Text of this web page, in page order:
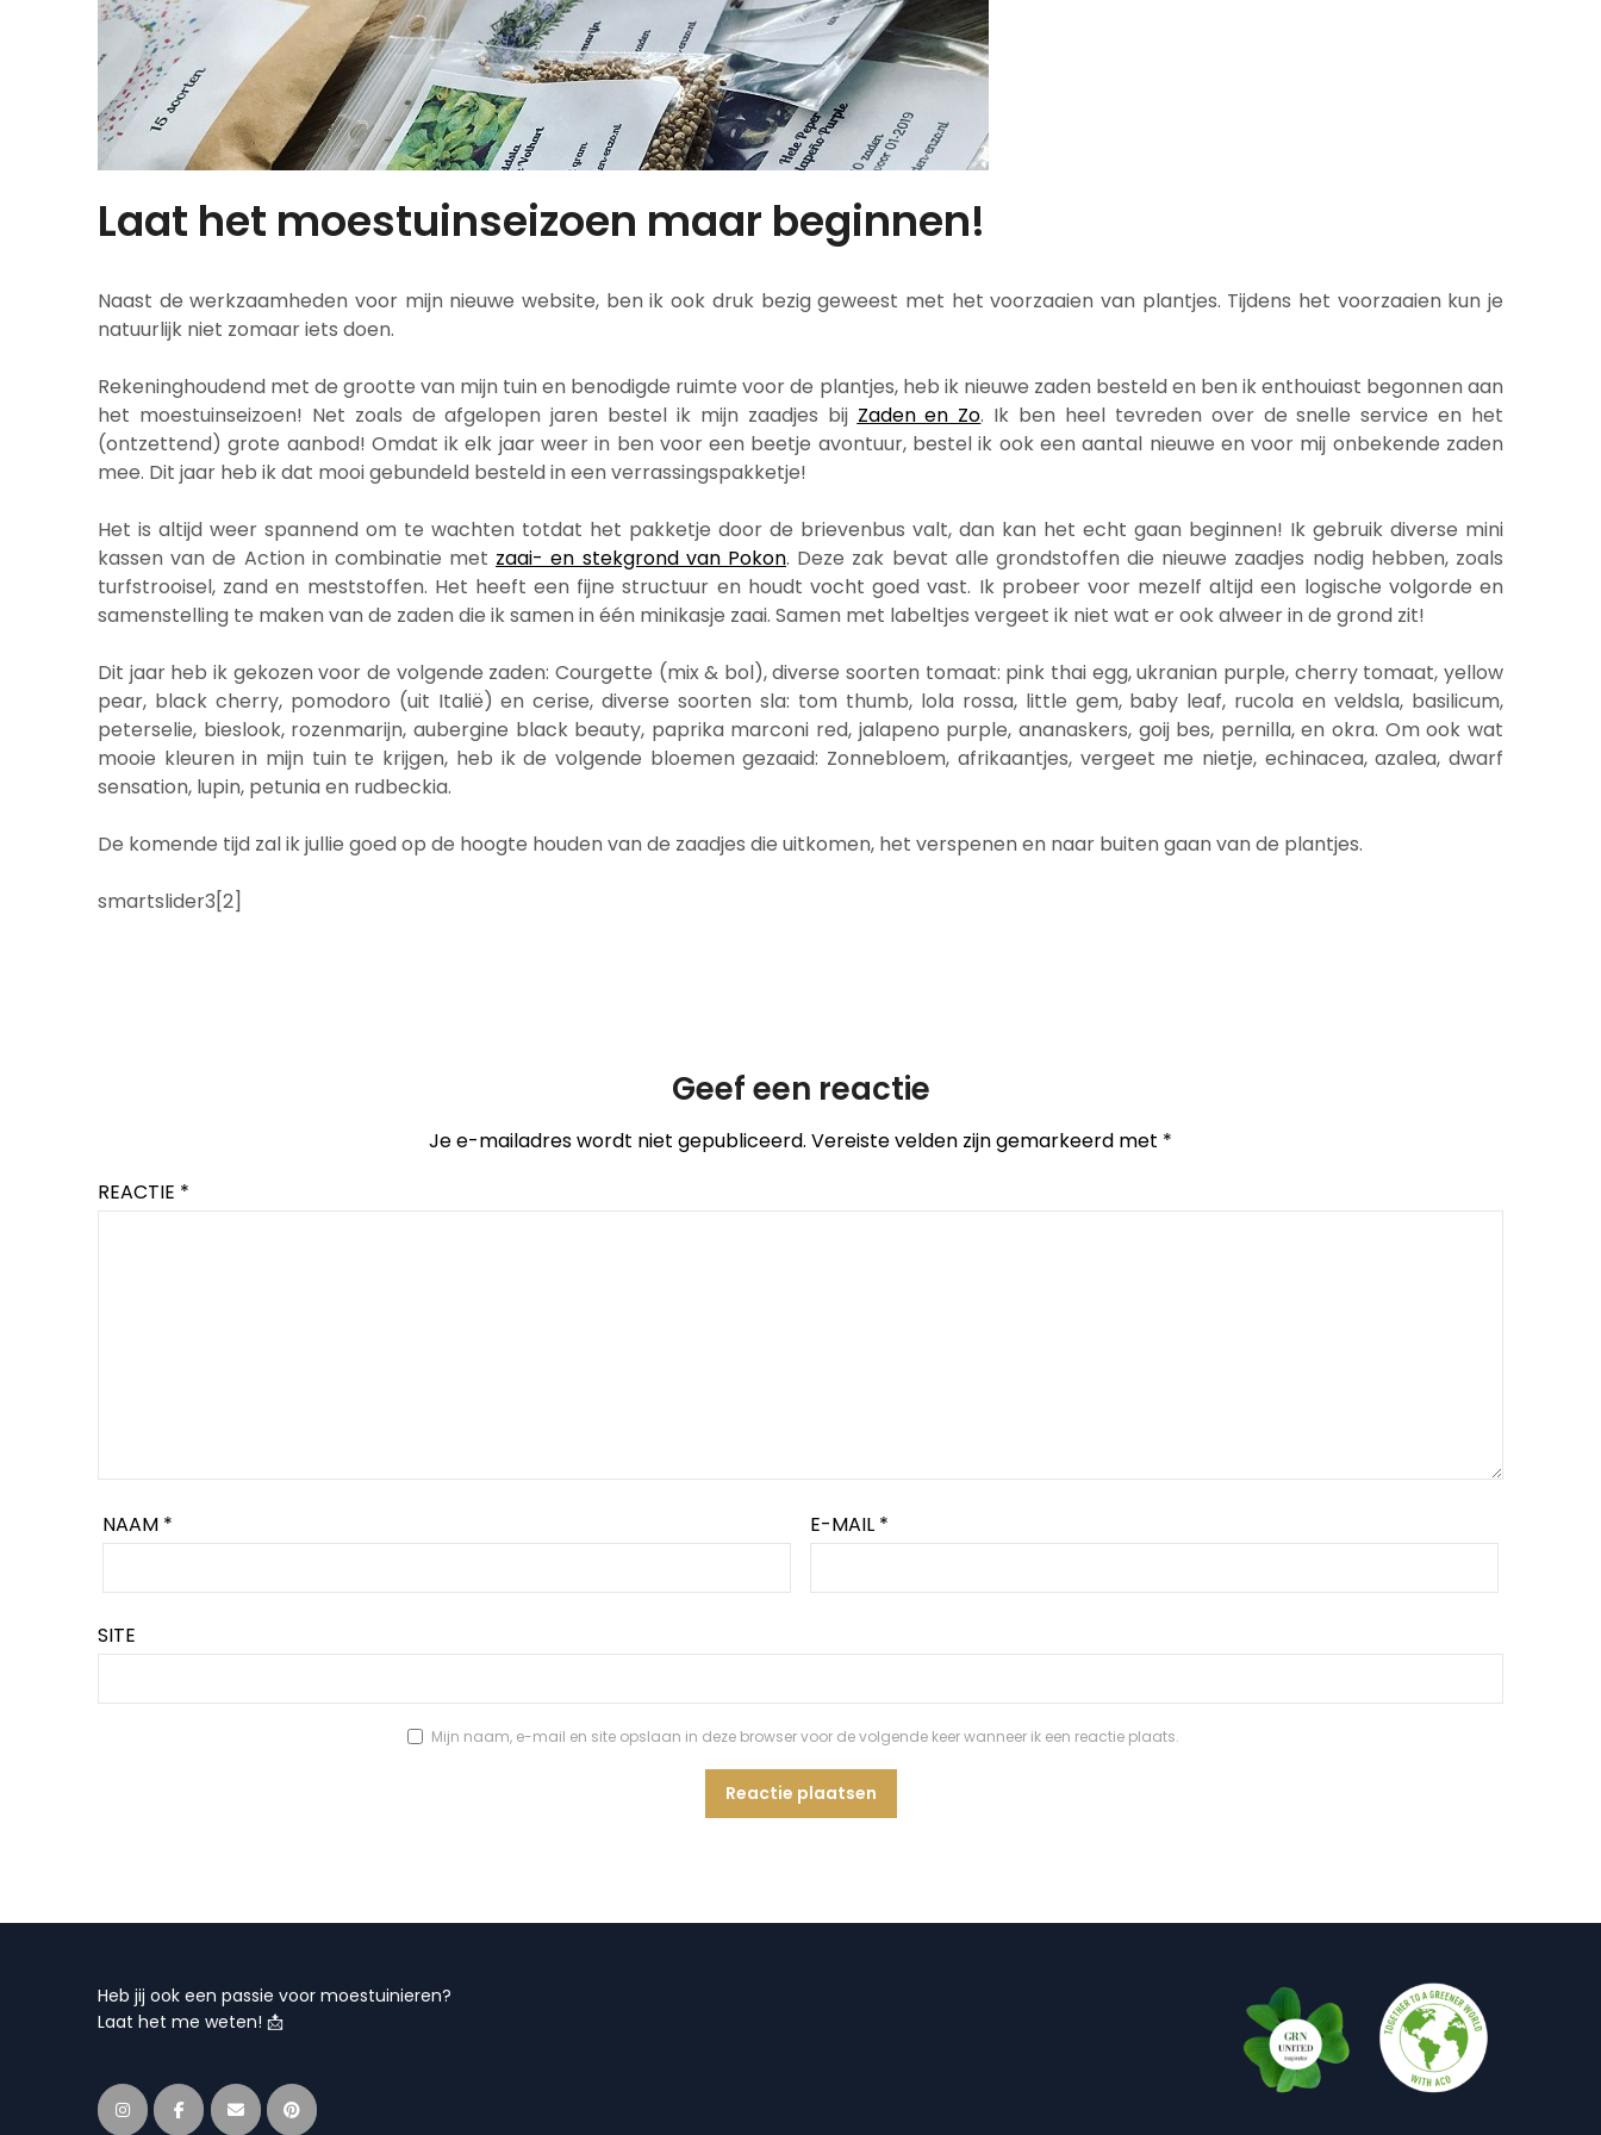
Laat het moestuinseizoen maar beginnen!
Naast de werkzaamheden voor mijn nieuwe website, ben ik ook druk bezig geweest met het voorzaaien van plantjes. Tijdens het voorzaaien kun je
natuurlijk niet zomaar iets doen.
Rekeninghoudend met de grootte van mijn tuin en benodigde ruimte voor de plantjes, heb ik nieuwe zaden besteld en ben ik enthouiast begonnen aan
het moestuinseizoen! Net zoals de afgelopen jaren bestel ik mijn zaadjes bij Zaden en Zo. Ik ben heel tevreden over de snelle service en het
(ontzettend) grote aanbod! Omdat ik elk jaar weer in ben voor een beetje avontuur, bestel ik ook een aantal nieuwe en voor mij onbekende zaden
mee. Dit jaar heb ik dat mooi gebundeld besteld in een verrassingspakketje!
Het is altijd weer spannend om te wachten totdat het pakketje door de brievenbus valt, dan kan het echt gaan beginnen! Ik gebruik diverse mini
kassen van de Action in combinatie met zaai- en stekgrond van Pokon. Deze zak bevat alle grondstoffen die nieuwe zaadjes nodig hebben, zoals
turfstrooisel, zand en meststoffen. Het heeft een fijne structuur en houdt vocht goed vast. Ik probeer voor mezelf altijd een logische volgorde en
samenstelling te maken van de zaden die ik samen in één minikasje zaai. Samen met labeltjes vergeet ik niet wat er ook alweer in de grond zit!
Dit jaar heb ik gekozen voor de volgende zaden: Courgette (mix & bol), diverse soorten tomaat: pink thai egg, ukranian purple, cherry tomaat, yellow
pear, black cherry, pomodoro (uit Italië) en cerise, diverse soorten sla: tom thumb, lola rossa, little gem, baby leaf, rucola en veldsla, basilicum,
peterselie, bieslook, rozenmarijn, aubergine black beauty, paprika marconi red, jalapeno purple, ananaskers, goij bes, pernilla, en okra. Om ook wat
mooie kleuren in mijn tuin te krijgen, heb ik de volgende bloemen gezaaid: Zonnebloem, afrikaantjes, vergeet me nietje, echinacea, azalea, dwarf
sensation, lupin, petunia en rudbeckia.
De komende tijd zal ik jullie goed op de hoogte houden van de zaadjes die uitkomen, het verspenen en naar buiten gaan van de plantjes.
smartslider3[2]
Geef een reactie
Je e-mailadres wordt niet gepubliceerd. Vereiste velden zijn gemarkeerd met *
REACTIE *
NAAM * E-MAIL *
SITE
Mijn naam, e-mail en site opslaan in deze browser voor de volgende keer wanneer ik een reactie plaats.
Heb jij ook een passie voor moestuinieren?
Laat het me weten! 📩